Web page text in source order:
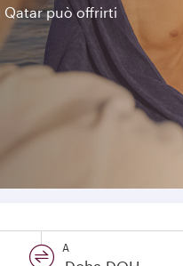
Qatar può offrirti
A